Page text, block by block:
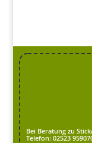
Bei Beratung zu
Telefon: 02523